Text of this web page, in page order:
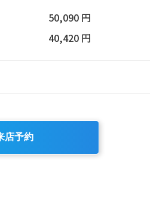
50,090 円
40,420 円
店予約